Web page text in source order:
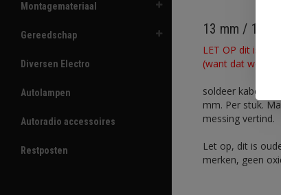
Montagemateriaal
Gereedschap
Diversen Electro
Autolampen
Autoradio accessoires
Restposten
13 mm / 17
LET OP dit is
(want dat weet ik
soldeer
mm. Per stuk.
messing vertind.
Let op, dit is
merken, geen